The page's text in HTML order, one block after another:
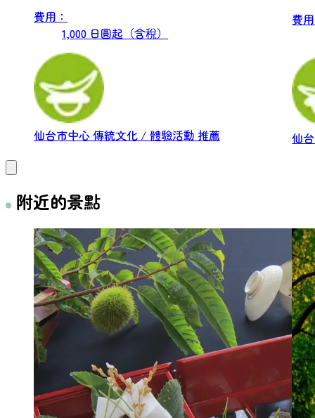
費用：
1,000 日圓起（含稅）
仙台市中心傳統文化 / 體驗活動 推薦
費
仙
附近的景點